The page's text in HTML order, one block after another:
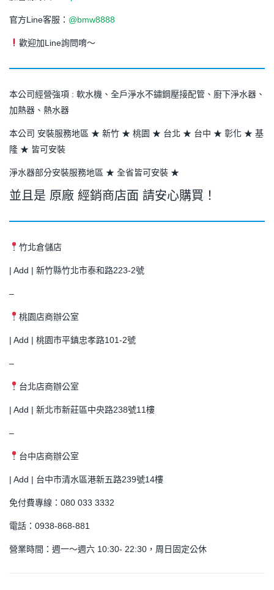
官方Line客服： @bmw8888
歡迎加Line詢問唷～
本公司經營強項 : 軟水機、全戶淨水不鏽鋼壓接配管、廚下淨水器、
加熱器、熱水器
本公司 安裝服務地區 ★ 新竹 ★ 桃園 ★ 台北 ★ 台中 ★ 彰化 ★ 基
隆 ★ 皆可安裝
淨水器部分安裝服務地區 ★ 全省皆可安裝 ★
並且是 原廠 經銷商店面 請安心購買！
竹北倉儲店
| Add | 新竹縣竹北市泰和路223-2號
–
桃園店商辦公室
| Add | 桃園市平鎮忠孝路101-2號
–
台北店商辦公室
| Add | 新北市新莊區中央路238號11樓
–
台中店商辦公室
| Add | 台中市清水區港新五路239號14樓
免付費專線：080 033 3332
電話：0938-868-881
營業時間：週一～週六 10:30- 22:30，周日固定公休